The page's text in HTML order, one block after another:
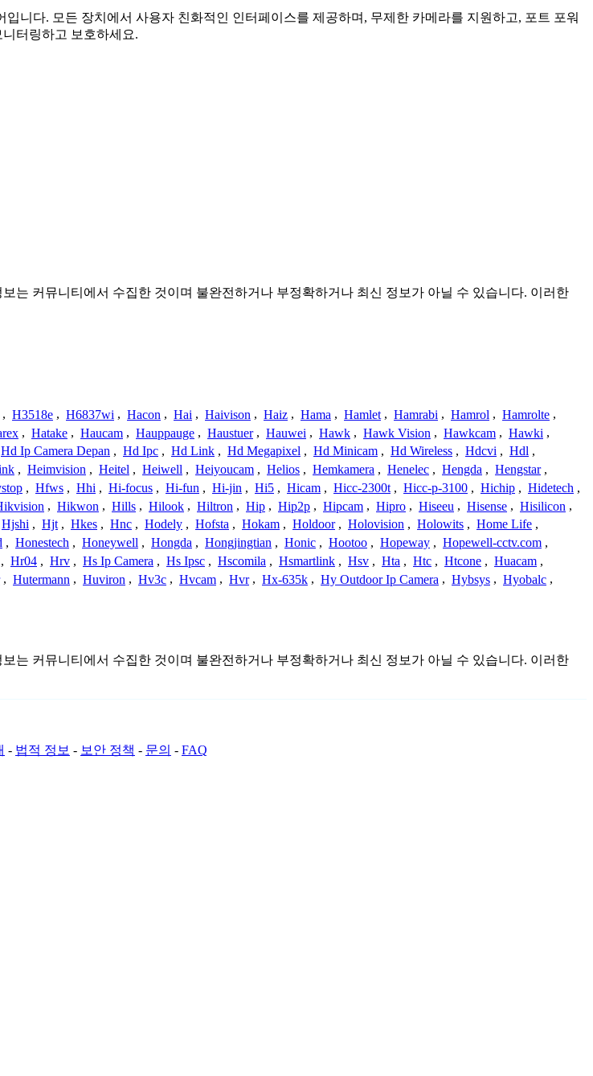
니다. 모든 장치에서 사용자 친화적인 인터페이스를 제공하며, 무제한 카메라를 지원하고, 포트 포워
터링하고 보호하세요.
는 커뮤니티에서 수집한 것이며 불완전하거나 부정확하거나 최신 정보가 아닐 수 있습니다. 이러한
, H3518e , H6837wi , Hacon , Hai , Haivison , Haiz , Hama , Hamlet , Hamrabi , Hamrol , Hamrolte ,
, Hatake , Haucam , Hauppauge , Haustuer , Hauwei , Hawk , Hawk Vision , Hawkcam , Hawki ,
Hd Ip Camera Depan , Hd Ipc , Hd Link , Hd Megapixel , Hd Minicam , Hd Wireless , Hdcvi , Hdl ,
, Heimvision , Heitel , Heiwell , Heiyoucam , Helios , Hemkamera , Henelec , Hengda , Hengstar ,
, Hfws , Hhi , Hi-focus , Hi-fun , Hi-jin , Hi5 , Hicam , Hicc-2300t , Hicc-p-3100 , Hichip , Hidetech ,
, Hikwon , Hills , Hilook , Hiltron , Hip , Hip2p , Hipcam , Hipro , Hiseeu , Hisense , Hisilicon ,
Hjshi , Hjt , Hkes , Hnc , Hodely , Hofsta , Hokam , Holdoor , Holovision , Holowits , Home Life ,
, Honestech , Honeywell , Hongda , Hongjingtian , Honic , Hootoo , Hopeway , Hopewell-cctv.com ,
, Hr04 , Hrv , Hs Ip Camera , Hs Ipsc , Hscomila , Hsmartlink , Hsv , Hta , Htc , Htcone , Huacam ,
, Hutermann , Huviron , Hv3c , Hvcam , Hvr , Hx-635k , Hy Outdoor Ip Camera , Hybsys , Hyobalc ,
는 커뮤니티에서 수집한 것이며 불완전하거나 부정확하거나 최신 정보가 아닐 수 있습니다. 이러한
- 법적 정보 - 보안 정책 - 문의 - FAQ